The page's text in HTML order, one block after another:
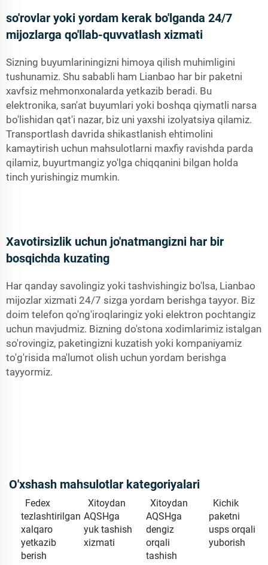
so'rovlar yoki yordam kerak bo'lganda 24/7
mijozlarga qo'llab-quvvatlash xizmati
Sizning buyumlariningizni himoya qilish muhimligini
tushunamiz. Shu sababli ham Lianbao har bir paketni
xavfsiz mehmonxonalarda yetkazib beradi. Bu
elektronika, san'at buyumlari yoki boshqa qiymatli narsa
bo'lishidan qat'i nazar, biz uni yaxshi izolyatsiya qilamiz.
Transportlash davrida shikastlanish ehtimolini
kamaytirish uchun mahsulotlarni maxfiy ravishda parda
qilamiz, buyurtmangiz yo'lga chiqqanini bilgan holda
tinch yurishingiz mumkin.
Xavotirsizlik uchun jo'natmangizni har bir
bosqichda kuzating
Har qanday savolingiz yoki tashvishingiz bo'lsa, Lianbao
mijozlar xizmati 24/7 sizga yordam berishga tayyor. Biz
doim telefon qo'ng'iroqlaringiz yoki elektron pochtangiz
uchun mavjudmiz. Bizning do'stona xodimlarimiz istalgan
so'rovingiz, paketingizni kuzatish yoki kompaniyamiz
to'g'risida ma'lumot olish uchun yordam berishga
tayyormiz.
O'xshash mahsulotlar kategoriyalari
Fedex
tezlashtirilgan
xalqaro
yetkazib
berish
Xitoydan
AQSHga
yuk tashish
xizmati
Xitoydan
AQSHga
dengiz
orqali
tashish
Kichik
paketni
usps orqali
yuborish